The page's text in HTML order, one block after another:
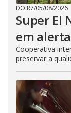
DO R7/05/08/2026
Super El
em alerta
Cooperativa
preservar a